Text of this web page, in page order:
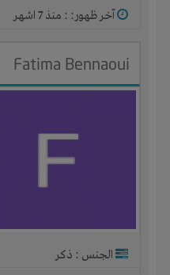
آخر ظهور: : منذ 7 اشهر
Fatima Bennaoui
الجنس : ذكر